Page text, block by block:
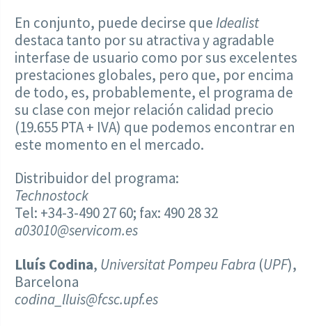
En conjunto, puede decirse queIdealist
destaca tanto por su atractiva y agradable
interfase de usuario como por sus excelentes
prestaciones globales, pero que, por encima
de todo, es, probablemente, el programa de
su clase con mejor relación calidad precio
(19.655 PTA + IVA) que podemos encontrar en
este momento en el mercado.
Distribuidor del programa:
Technostock
Tel: +34-3-490 27 60; fax: 490 28 32
a03010@servicom.es
Lluís Codina, Universitat Pompeu Fabra (UPF),
Barcelona
codina_lluis@fcsc.upf.es